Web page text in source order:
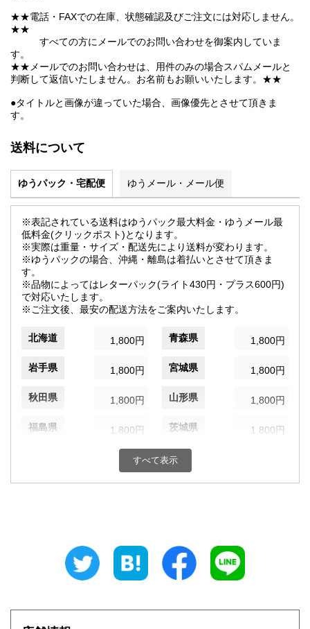
★★電話・FAXでの在庫、状態確認及びご注文には対応しません。
★★
すべての方にメールでのお問い合わせを御案内していま
す。
★★メールでのお問い合わせは、用件のみの場合スパムメールと
判断して返信いたしません。お名前もお願いいたします。★★
●タイトルと画像が違っていた場合、画像優先とさせて頂きま
す。
送料について
ゆうパック・宅配便 ゆうメール・メール便
※表記されている送料はゆうパック最大料金・ゆうメール最
低料金(クリックポスト)となります。
※実際は重量・サイズ・配送先により送料が変わります。
※ゆうパックの場合、沖縄・離島は着払いとさせて頂きま
す。
※品物によってはレターパック(ライト430円・プラス600円)
で対応いたします。
※ご注文後、最安の配送方法をご案内いたします。
北海道 1,800円 青森県 1,800円
岩手県 1,800円 宮城県 1,800円
秋田県 1,800円 山形県 1,800円
福島県 1,800円 茨城県 1,800円
1,800円 群馬県
埼玉県 千葉県
1,800円 富山県
1,800円 福井県
1,800円 1,800円
すべて表示